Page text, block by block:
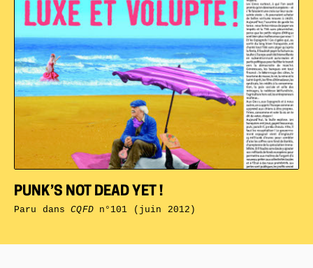
PUNK’S NOT DEAD YET !
Paru dansCQFDn°101 (juin 2012)